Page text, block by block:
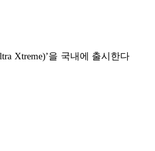
Xtreme)’을 국내에 출시한다